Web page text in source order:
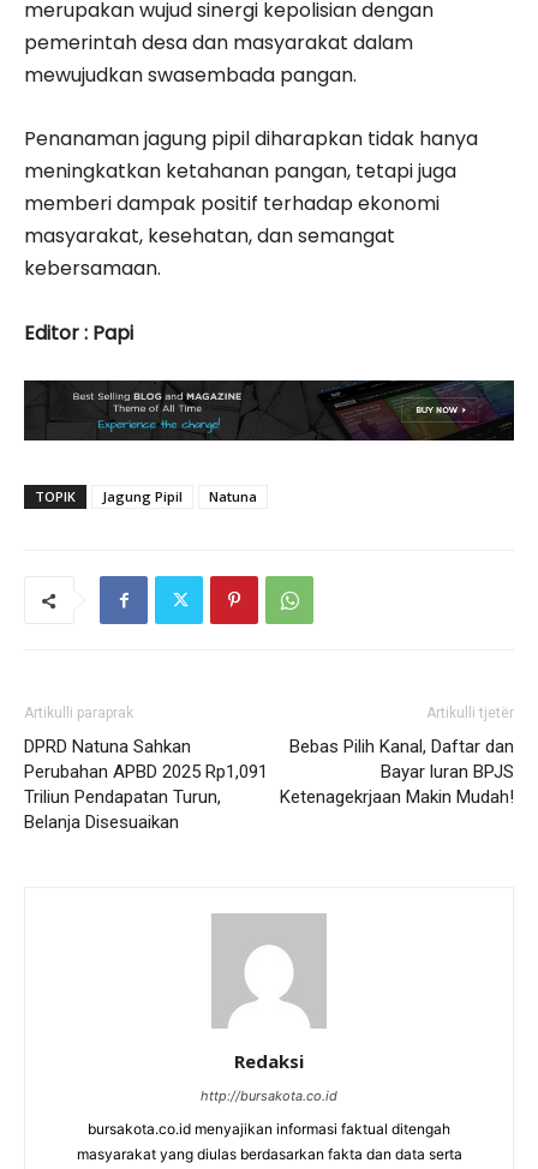
merupakan wujud sinergi kepolisian dengan
pemerintah desa dan masyarakat dalam
mewujudkan swasembada pangan.
Penanaman jagung pipil diharapkan tidak hanya
meningkatkan ketahanan pangan, tetapi juga
memberi dampak positif terhadap ekonomi
masyarakat, kesehatan, dan semangat
kebersamaan.
Editor : Papi
TOPIK Jagung Pipil Natuna
Artikulli paraprak
DPRD Natuna Sahkan
Perubahan APBD 2025 Rp1,091
Triliun Pendapatan Turun,
Belanja Disesuaikan
Artikulli tjetër
Bebas Pilih Kanal, Daftar dan
Bayar luran BPJS
Ketenagekrjaan Makin Mudah!
Redaksi
http://bursakota.co.id
bursakota.co.id menyajikan informasi faktual ditengah
masyarakat yang diulas berdasarkan fakta dan data serta